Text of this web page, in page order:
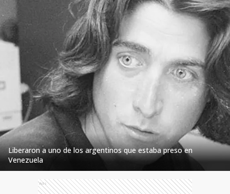
Liberaron a uno de los argentinos que estaba preso en
Venezuela
Ads